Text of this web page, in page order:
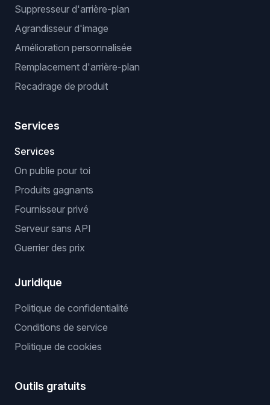
Suppresseur d'arrière-plan
Agrandisseur d'image
Amélioration personnalisée
Remplacement d'arrière-plan
Recadrage de produit
Services
Services
On publie pour toi
Produits gagnants
Fournisseur privé
Serveur sans API
Guerrier des prix
Juridique
Politique de confidentialité
Conditions de service
Politique de cookies
Outils gratuits